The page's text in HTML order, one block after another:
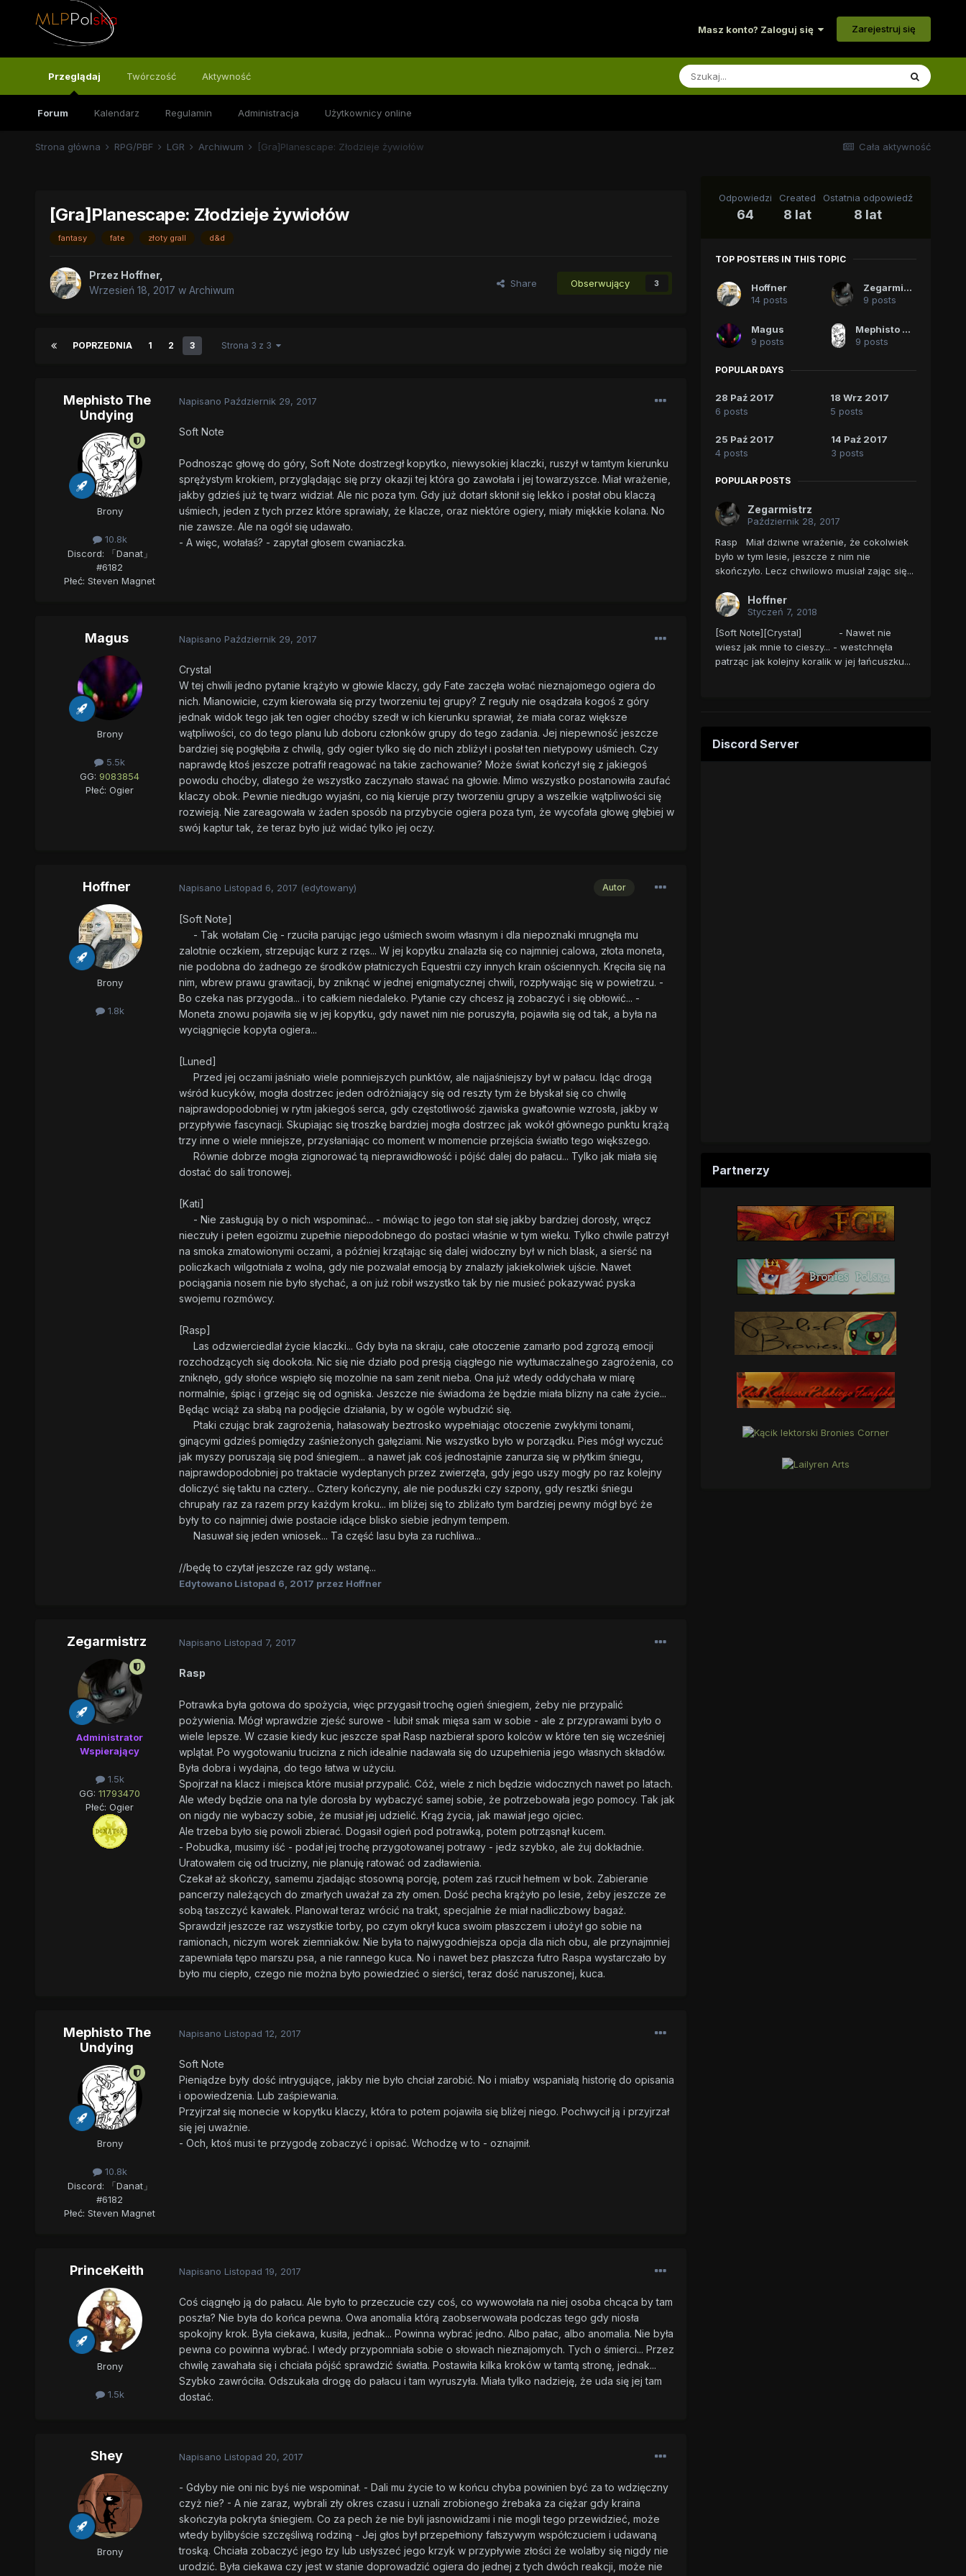
Masz konto? Zaloguj się Zarejestruj się
Przeglądaj
Forum Kalendarz Regulamin Administracja Użytkownicy online
Twórczość Aktywność
Cała aktywność
Strona główna RPG/PBF LGR Archiwum [Gra]Planescape: Złodzieje żywiołów
[Gra]Planescape: Złodzieje żywiołów
fantasy fate złoty grall d&d
Przez Hoffner,
Wrzesień 18, 2017 w Archiwum
Share Obserwujący 3
POPRZEDNIA 1 2 3 Strona 3 z 3
Mephisto The
Undying
Brony
10.8k
Discord: 「Danat」
#6182
Płeć: Steven Magnet
Napisano Październik 29, 2017
Soft Note
Podnosząc głowę do góry, Soft Note dostrzegł kopytko, niewysokiej klaczki, ruszył w tamtym kierunku
sprężystym krokiem, przyglądając się przy okazji tej która go zawołała i jej towarzyszce. Miał wrażenie,
jakby gdzieś już tę twarz widział. Ale nic poza tym. Gdy już dotarł skłonił się lekko i posłał obu klaczą
uśmiech, jeden z tych przez które sprawiały, że klacze, oraz niektóre ogiery, miały miękkie kolana. No
nie zawsze. Ale na ogół się udawało.
- A więc, wołałaś? - zapytał głosem cwaniaczka.
Magus
Brony
5.5k
GG: 9083854
Płeć: Ogier
Napisano Październik 29, 2017
Crystal
W tej chwili jedno pytanie krążyło w głowie klaczy, gdy Fate zaczęła wołać nieznajomego ogiera do
nich. Mianowicie, czym kierowała się przy tworzeniu tej grupy? Z reguły nie osądzała kogoś z góry
jednak widok tego jak ten ogier choćby szedł w ich kierunku sprawiał, że miała coraz większe
wątpliwości, co do tego planu lub doboru członków grupy do tego zadania. Jej niepewność jeszcze
bardziej się pogłębiła z chwilą, gdy ogier tylko się do nich zbliżył i posłał ten nietypowy uśmiech. Czy
naprawdę ktoś jeszcze potrafił reagować na takie zachowanie? Może świat kończył się z jakiegoś
powodu choćby, dlatego że wszystko zaczynało stawać na głowie. Mimo wszystko postanowiła zaufać
klaczy obok. Pewnie niedługo wyjaśni, co nią kieruje przy tworzeniu grupy a wszelkie wątpliwości się
rozwieją. Nie zareagowała w żaden sposób na przybycie ogiera poza tym, że wycofała głowę głębiej w
swój kaptur tak, że teraz było już widać tylko jej oczy.
Hoffner
Brony
1.8k
Autor
Napisano Listopad 6, 2017 (edytowany)
[Soft Note]
- Tak wołałam Cię - rzuciła parując jego uśmiech swoim własnym i dla niepoznaki mrugnęła mu
zalotnie oczkiem, strzepując kurz z rzęs... W jej kopytku znalazła się co najmniej calowa, złota moneta,
nie podobna do żadnego ze środków płatniczych Equestrii czy innych krain ościennych. Kręciła się na
nim, wbrew prawu grawitacji, by zniknąć w jednej enigmatycznej chwili, rozpływając się w powietrzu. -
Bo czeka nas przygoda... i to całkiem niedaleko. Pytanie czy chcesz ją zobaczyć i się obłowić... -
Moneta znowu pojawiła się w jej kopytku, gdy nawet nim nie poruszyła, pojawiła się od tak, a była na
wyciągnięcie kopyta ogiera...
[Luned]
Przed jej oczami jaśniało wiele pomniejszych punktów, ale najjaśniejszy był w pałacu. Idąc drogą
wśród kucyków, mogła dostrzec jeden odróżniający się od reszty tym że błyskał się co chwilę
najprawdopodobniej w rytm jakiegoś serca, gdy częstotliwość zjawiska gwałtownie wzrosła, jakby w
przypływie fascynacji. Skupiając się troszkę bardziej mogła dostrzec jak wokół głównego punktu krążą
trzy inne o wiele mniejsze, przysłaniając co moment w momencie przejścia światło tego większego.
Równie dobrze mogła zignorować tą nieprawidłowość i pójść dalej do pałacu... Tylko jak miała się
dostać do sali tronowej.
[Kati]
- Nie zasługują by o nich wspominać... - mówiąc to jego ton stał się jakby bardziej dorosły, wręcz
nieczuły i pełen egoizmu zupełnie niepodobnego do postaci właśnie w tym wieku. Tylko chwile patrzył
na smoka zmatowionymi oczami, a później krzątając się dalej widoczny był w nich blask, a sierść na
policzkach wilgotniała z wolna, gdy nie pozwalał emocją by znalazły jakiekolwiek ujście. Nawet
pociągania nosem nie było słychać, a on już robił wszystko tak by nie musieć pokazywać pyska
swojemu rozmówcy.
[Rasp]
Las odzwierciedlał życie klaczki... Gdy była na skraju, całe otoczenie zamarło pod zgrozą emocji
rozchodzących się dookoła. Nic się nie działo pod presją ciągłego nie wytłumaczalnego zagrożenia, co
zniknęło, gdy słońce wspięło się mozolnie na sam zenit nieba. Ona już wtedy oddychała w miarę
normalnie, śpiąc i grzejąc się od ogniska. Jeszcze nie świadoma że będzie miała blizny na całe życie...
Będąc wciąż za słabą na podjęcie działania, by w ogóle wybudzić się.
Ptaki czując brak zagrożenia, hałasowały beztrosko wypełniając otoczenie zwykłymi tonami,
ginącymi gdzieś pomiędzy zaśnieżonych gałęziami. Nie wszystko było w porządku. Pies mógł wyczuć
jak myszy poruszają się pod śniegiem... a nawet jak coś jednostajnie zanurza się w płytkim śniegu,
najprawdopodobniej po traktacie wydeptanych przez zwierzęta, gdy jego uszy mogły po raz kolejny
doliczyć się taktu na cztery... Cztery kończyny, ale nie poduszki czy szpony, gdy resztki śniegu
chrupały raz za razem przy każdym kroku... im bliżej się to zbliżało tym bardziej pewny mógł być że
były to co najmniej dwie postacie idące blisko siebie jednym tempem.
Nasuwał się jeden wniosek... Ta część lasu była za ruchliwa...
//będę to czytał jeszcze raz gdy wstanę...
Edytowano Listopad 6, 2017 przez Hoffner
Zegarmistrz
Administrator
Wspierający
1.5k
GG:11793470
Płeć: Ogier
Napisano Listopad 7, 2017
Rasp
Potrawka była gotowa do spożycia, więc przygasił trochę ogień śniegiem, żeby nie przypalić
pożywienia. Mógł wprawdzie zjeść surowe - lubił smak mięsa sam w sobie - ale z przyprawami było o
wiele lepsze. W czasie kiedy kuc jeszcze spał Rasp nazbierał sporo kolców w które ten się wcześniej
wplątał. Po wygotowaniu trucizna z nich idealnie nadawała się do uzupełnienia jego własnych składów.
Była dobra i wydajna, do tego łatwa w użyciu.
Spojrzał na klacz i miejsca które musiał przypalić. Cóż, wiele z nich będzie widocznych nawet po latach.
Ale wtedy będzie ona na tyle dorosła by wybaczyć samej sobie, że potrzebowała jego pomocy. Tak jak
on nigdy nie wybaczy sobie, że musiał jej udzielić. Krąg życia, jak mawiał jego ojciec.
Ale trzeba było się powoli zbierać. Dogasił ogień pod potrawką, potem potrząsnął kucem.
- Pobudka, musimy iść - podał jej trochę przygotowanej potrawy - jedz szybko, ale żuj dokładnie.
Uratowałem cię od trucizny, nie planuję ratować od zadławienia.
Czekał aż skończy, samemu zjadając stosowną porcję, potem zaś rzucił hełmem w bok. Zabieranie
pancerzy należących do zmarłych uważał za zły omen. Dość pecha krążyło po lesie, żeby jeszcze ze
sobą taszczyć kawałek. Planował teraz wrócić na trakt, specjalnie że miał nadliczbowy bagaż.
Sprawdził jeszcze raz wszystkie torby, po czym okrył kuca swoim płaszczem i ułożył go sobie na
ramionach, niczym worek ziemniaków. Nie była to najwygodniejsza opcja dla nich obu, ale przynajmniej
zapewniała tępo marszu psa, a nie rannego kuca. No i nawet bez płaszcza futro Raspa wystarczało by
było mu ciepło, czego nie można było powiedzieć o sierści, teraz dość naruszonej, kuca.
Mephisto The
Undying
Brony
10.8k
Discord: 「Danat」
#6182
Płeć: Steven Magnet
Napisano Listopad 12, 2017
Soft Note
Pieniądze były dość intrygujące, jakby nie było chciał zarobić. No i miałby wspaniałą historię do opisania
i opowiedzenia. Lub zaśpiewania.
Przyjrzał się monecie w kopytku klaczy, która to potem pojawiła się bliżej niego. Pochwycił ją i przyjrzał
się jej uważnie.
- Och, ktoś musi te przygodę zobaczyć i opisać. Wchodzę w to - oznajmił.
PrinceKeith
Brony
1.5k
Napisano Listopad 19, 2017
Coś ciągnęło ją do pałacu. Ale było to przeczucie czy coś, co wywowołała na niej osoba chcąca by tam
poszła? Nie była do końca pewna. Owa anomalia którą zaobserwowała podczas tego gdy niosła
spokojny krok. Była ciekawa, kusiła, jednak... Powinna wybrać jedno. Albo pałac, albo anomalia. Nie była
pewna co powinna wybrać. I wtedy przypomniała sobie o słowach nieznajomych. Tych o śmierci... Przez
chwilę zawahała się i chciała pójść sprawdzić światła. Postawiła kilka kroków w tamtą stronę, jednak...
Szybko zawróciła. Odszukała drogę do pałacu i tam wyruszyła. Miała tylko nadzieję, że uda się jej tam
dostać.
Shey
Brony
Napisano Listopad 20, 2017
- Gdyby nie oni nic byś nie wspominał. - Dali mu życie to w końcu chyba powinien być za to wdzięczny
czyż nie? - A nie zaraz, wybrali zły okres czasu i uznali zrobionego źrebaka za ciężar gdy kraina
skończyła pokryta śniegiem. Co za pech że nie byli jasnowidzami i nie mogli tego przewidzieć, może
wtedy bylibyście szczęśliwą rodziną - Jej głos był przepełniony fałszywym współczuciem i udawaną
troską. Chciała zobaczyć jego łzy lub usłyszeć jego krzyk w przypływie złości że wolałby się nigdy nie
urodzić. Była ciekawa czy jest w stanie doprowadzić ogiera do jednej z tych dwóch reakcji, może nie
Odpowiedzi
64
Created
8 lat
Ostatnia odpowiedź
8 lat
TOP POSTERS IN THIS TOPIC
Hoffner
14 posts
Zegarmistrz
9 posts
Magus
9 posts
Mephisto The Undying
9 posts
POPULAR DAYS
28 Paź 2017
6 posts
18 Wrz 2017
5 posts
25 Paź 2017
4 posts
14 Paź 2017
3 posts
POPULAR POSTS
Zegarmistrz
Październik 28, 2017
Rasp Miał dziwne wrażenie, że cokolwiek
było w tym lesie, jeszcze z nim nie
skończyło. Lecz chwilowo musiał zając się...
Hoffner
Styczeń 7, 2018
[Soft Note][Crystal] - Nawet nie
wiesz jak mnie to cieszy... - westchnęła
patrząc jak kolejny koralik w jej łańcuszku...
Discord Server
Partnerzy